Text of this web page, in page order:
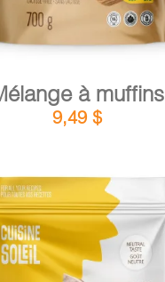
à muffins
9,49 $